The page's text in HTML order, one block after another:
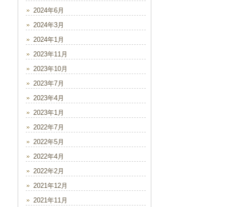
2024年6月
2024年3月
2024年1月
2023年11月
2023年10月
2023年7月
2023年4月
2023年1月
2022年7月
2022年5月
2022年4月
2022年2月
2021年12月
2021年11月